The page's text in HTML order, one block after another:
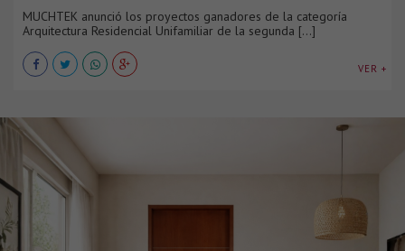
MUCHTEK anunció los proyectos ganadores de la categoría
Arquitectura Residencial Unifamiliar de la segunda [...]
VER +